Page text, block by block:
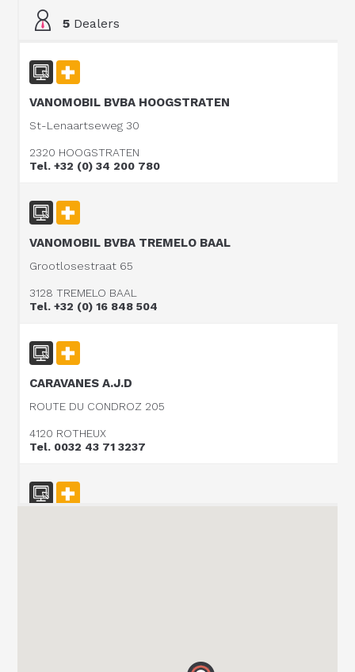
5 Dealers
VANOMOBIL BVBA HOOGSTRATEN
St-Lenaartseweg 30
2320 HOOGSTRATEN
Tel. +32 (0) 34 200 780
VANOMOBIL BVBA TREMELO BAAL
Grootlosestraat 65
3128 TREMELO BAAL
Tel. +32 (0) 16 848 504
CARAVANES A.J.D
ROUTE DU CONDROZ 205
4120 ROTHEUX
Tel. 0032 43 71 3237
WEBSITE - VANOMOBIL BVBA LOKEREN - NE PAS